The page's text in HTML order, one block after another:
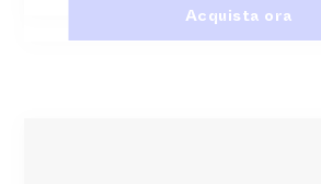
Acquista ora